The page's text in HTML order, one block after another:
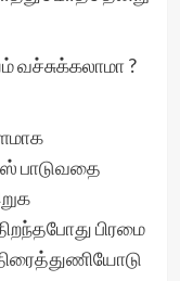
வச்சுக்கலாமா ?
பாடுவதை
பிரமை